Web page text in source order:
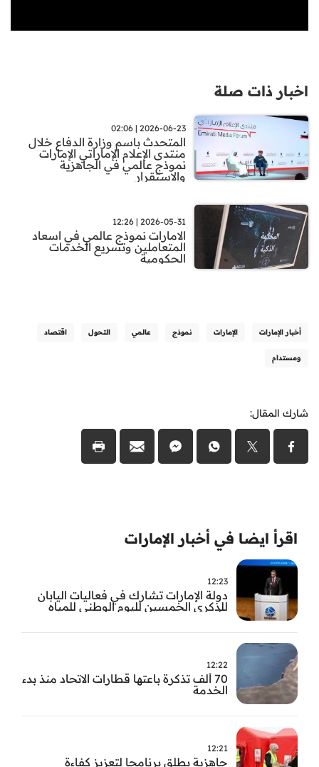
اخبار ذات صلة
2026-06-23 | 02:06
المتحدث باسم وزارة الدفاع خلال
منتدى الإعلام الإماراتي الإمارات
نموذج عالمي في الجاهزية
والاستقرار
2026-05-31 | 12:26
الامارات نموذج عالمي في اسعاد
المتعاملين وتسريع الخدمات
الحكومية
أخبار الإمارات الإمارات نموذج عالمي التحول اقتصاد
ومستدام
شارك المقال:
اقرأ ايضا في أخبار الإمارات
12:23
دولة الإمارات تشارك في فعاليات اليابان
للذكرى الخمسين لليوم الوطني للمياه
12:22
70 ألف تذكرة باعتها قطارات الاتحاد منذ بدء
الخدمة
12:21
جاهزية يطلق برنامجا لتعزيز كفاءة